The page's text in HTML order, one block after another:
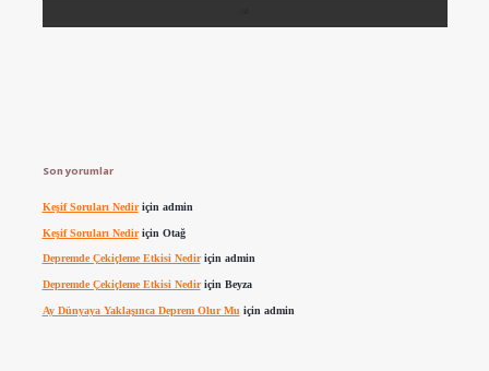
Son yorumlar
Keşif Soruları Nediriçin admin
Keşif Soruları Nediriçin Otağ
Depremde Çekiçleme Etkisi Nediriçin admin
Depremde Çekiçleme Etkisi Nediriçin Beyza
Ay Dünyaya Yaklaşınca Deprem Olur Mu için admin